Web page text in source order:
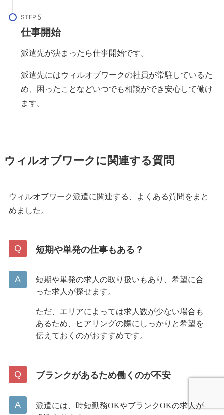
STEP
仕事開始
派遣先が決まったら仕事開始です。
派遣先にはウィルオブワークの社員が常駐しているた
め、困ったことなどいつでも相談ができ安心して働け
ます。
ウィルオブワークに関連する質問
ウィルオブワーク派遣に関連する、よくある質問をまと
めました。
短期や単発の仕事もある？
短期や単発の求人の取り扱いもあり、希望に合
った求人が探せます。
ただ、エリアによっては求人数が少ない場合も
あるため、ヒアリングの際にしっかりと希望を
伝えておくのがおすすめです。
ブランクがあるため働くのが不安
派遣には、時短勤務OKやブランクOKの求人が